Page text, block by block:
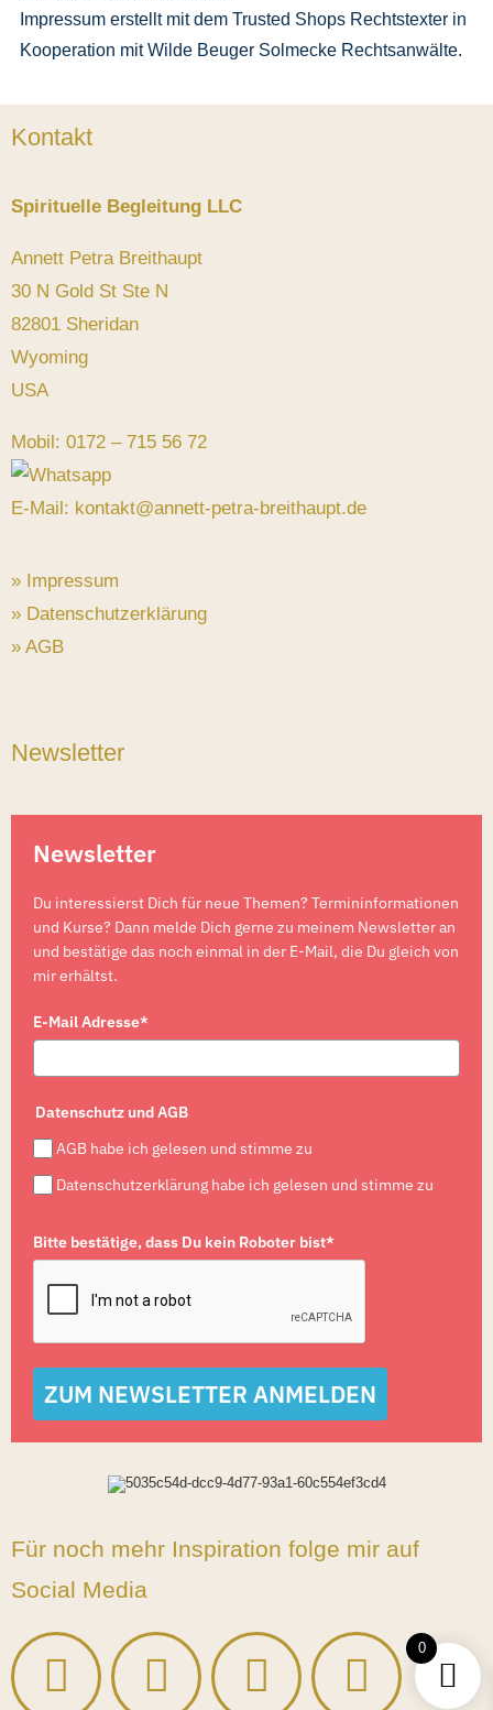
Impressum erstellt mit dem Trusted Shops Rechtstexter in
Kooperation mit Wilde Beuger Solmecke Rechtsanwälte.
Kontakt
Spirituelle Begleitung LLC
Annett Petra Breithaupt
30 N Gold St Ste N
82801 Sheridan
Wyoming
USA
Mobil: 0172 – 715 56 72
E-Mail: kontakt@annett-petra-breithaupt.de
» Impressum
» Datenschutzerklärung
» AGB
Newsletter
Newsletter
Du interessierst Dich für neue Themen? Termininformationen
und Kurse? Dann melde Dich gerne zu meinem Newsletter an
und bestätige das noch einmal in der E-Mail, die Du gleich von
mir erhältst.
E-Mail Adresse*
Datenschutz und AGB
AGB habe ich gelesen und stimme zu
Datenschutzerklärung habe ich gelesen und stimme zu
Bitte bestätige, dass Du kein Roboter bist*
ZUM NEWSLETTER ANMELDEN
Für noch mehr Inspiration folge mir auf
Social Media
0